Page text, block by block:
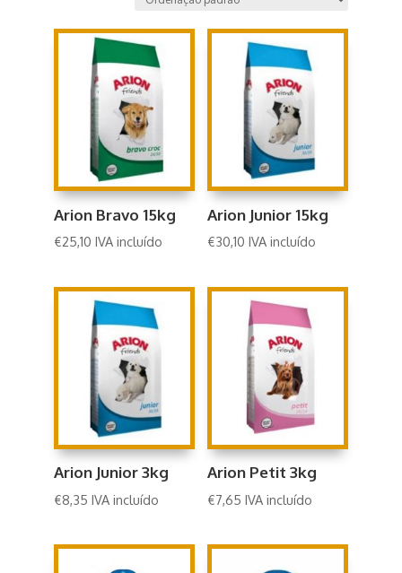
Arion Bravo 15kg
€25,10 IVA incluído
Arion Junior 15kg
€30,10 IVA incluído
Arion Junior 3kg
€8,35 IVA incluído
Arion Petit 3kg
€7,65 IVA incluído